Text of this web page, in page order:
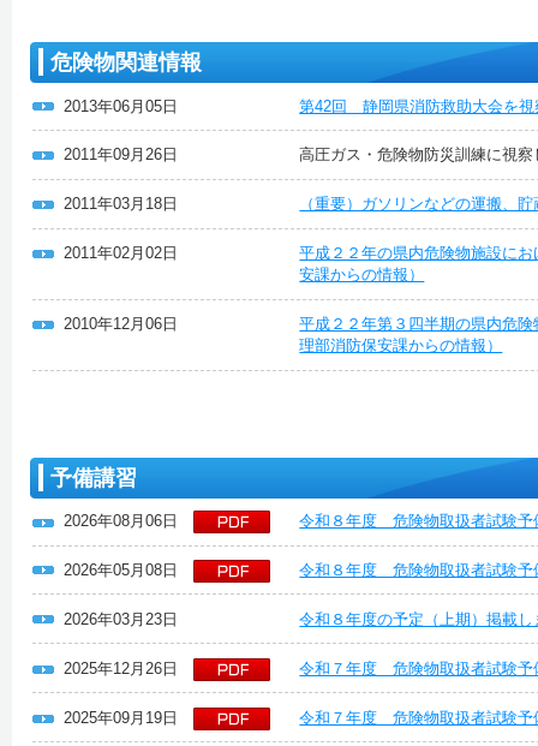
危険物関連情報
2013年06月05日 第42回 静岡県消防救助大会を視
2011年09月26日 高圧ガス・危険物防災訓練に視察
2011年03月18日 （重要）ガソリンなどの運搬、
2011年02月02日
平成２２年の県内危険物施設に
安課からの情報）
2010年12月06日
平成２２年第３四半期の県内危
理部消防保安課からの情報）
予備講習
2026年08月06日 令和８年度 危険物取扱者試験
2026年05月08日 令和８年度 危険物取扱者試験
2026年03月23日 令和８年度の予定（上期）掲載し
2025年12月26日 令和７年度 危険物取扱者試験
2025年09月19日 令和７年度 危険物取扱者試験